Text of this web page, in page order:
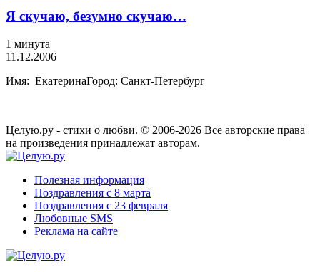
Я скучаю, безумно скучаю…
1 минута
11.12.2006
Имя: ЕкатеринаГород: Санкт-Петербург
Целую.ру - стихи о любви. © 2006-2026 Все авторские права
на произведения принадлежат авторам.
Полезная информация
Поздравления с 8 марта
Поздравления с 23 февраля
Любовные SMS
Реклама на сайте